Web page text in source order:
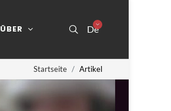
De
ÜBER
Startseite Artikel